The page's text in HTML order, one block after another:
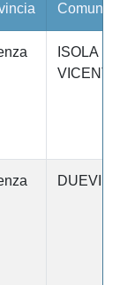
Comune/
ISOLA